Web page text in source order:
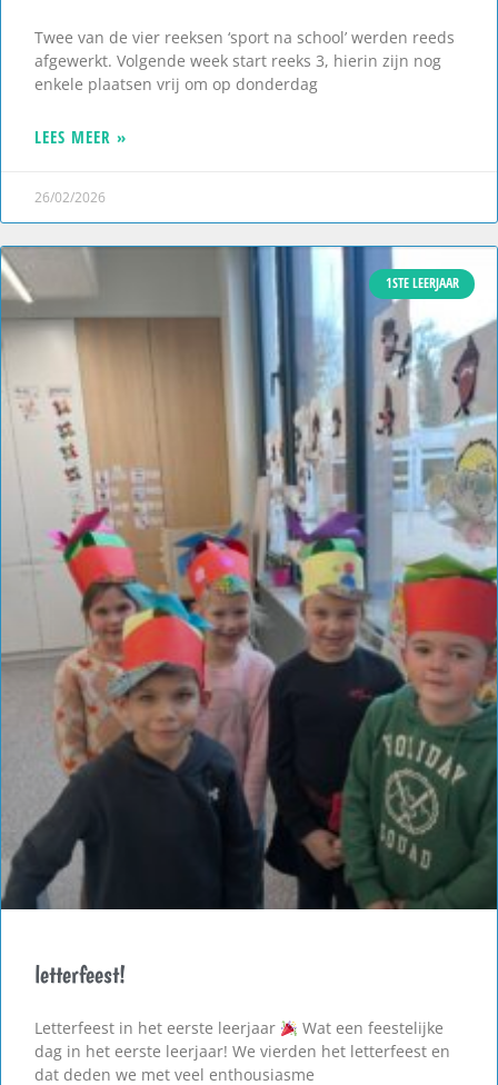
Twee van de vier reeksen ‘sport na school’ werden reeds
afgewerkt. Volgende week start reeks 3, hierin zijn nog
enkele plaatsen vrij om op donderdag
LEES MEER »
26/02/2026
1STE LEERJAAR
letterfeest!
Letterfeest in het eerste leerjaar
Wat een feestelijke
dag in het eerste leerjaar! We vierden het letterfeest en
dat deden we met veel enthousiasme